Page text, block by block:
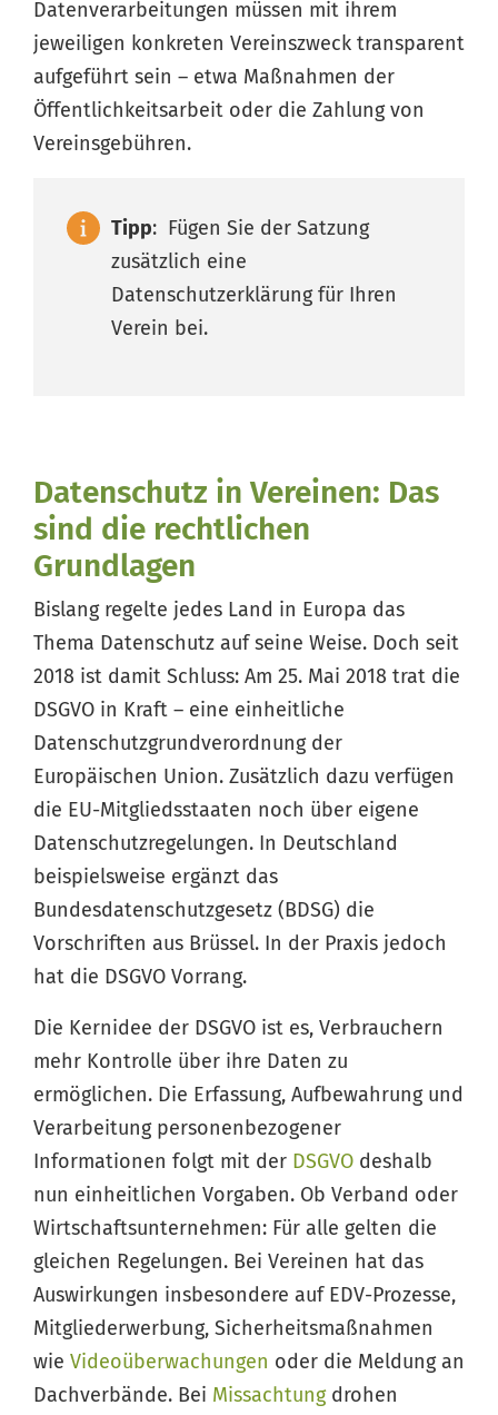
Datenverarbeitungen müssen mit ihrem
jeweiligen konkreten Vereinszweck transparent
aufgeführt sein – etwa Maßnahmen der
Öffentlichkeitsarbeit oder die Zahlung von
Vereinsgebühren.
Tipp: Fügen Sie der Satzung
zusätzlich eine
Datenschutzerklärung für Ihren
Verein bei.
Datenschutz in Vereinen: Das
sind die rechtlichen
Grundlagen
Bislang regelte jedes Land in Europa das
Thema Datenschutz auf seine Weise. Doch seit
2018 ist damit Schluss: Am 25. Mai 2018 trat die
DSGVO in Kraft – eine einheitliche
Datenschutzgrundverordnung der
Europäischen Union. Zusätzlich dazu verfügen
die EU-Mitgliedsstaaten noch über eigene
Datenschutzregelungen. In Deutschland
beispielsweise ergänzt das
Bundesdatenschutzgesetz (BDSG) die
Vorschriften aus Brüssel. In der Praxis jedoch
hat die DSGVO Vorrang.
Die Kernidee der DSGVO ist es, Verbrauchern
mehr Kontrolle über ihre Daten zu
ermöglichen. Die Erfassung, Aufbewahrung und
Verarbeitung personenbezogener
Informationen folgt mit der DSGVO deshalb
nun einheitlichen Vorgaben. Ob Verband oder
Wirtschaftsunternehmen: Für alle gelten die
gleichen Regelungen. Bei Vereinen hat das
Auswirkungen insbesondere auf EDV-Prozesse,
Mitgliederwerbung, Sicherheitsmaßnahmen
wie Videoüberwachungen oder die Meldung an
Dachverbände. Bei Missachtungdrohen